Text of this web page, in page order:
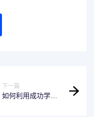
下一篇
如何利用成功学的